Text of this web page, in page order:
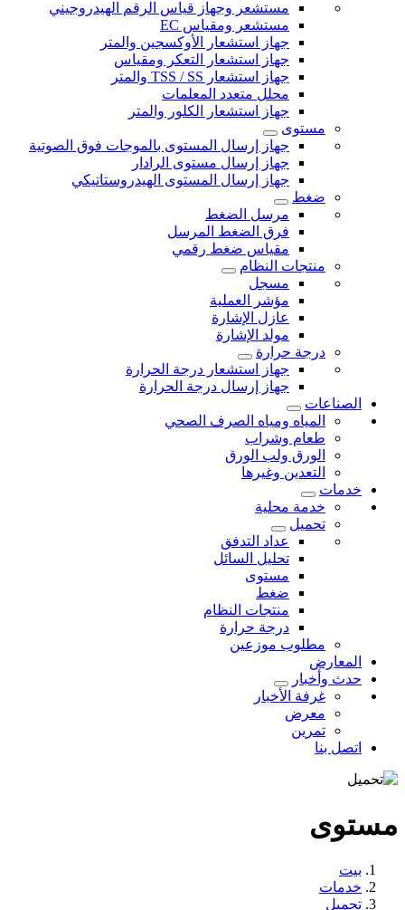
مستشعر وجهاز قياس الرقم الهيدروجيني
مستشعر ومقياس EC
جهاز استشعار الأوكسجين والمتر
جهاز استشعار التعكر ومقياس
جهاز استشعار TSS / SS والمتر
محلل متعدد المعلمات
جهاز استشعار الكلور والمتر
مستوى
جهاز إرسال المستوى بالموجات فوق الصوتية
جهاز إرسال مستوى الرادار
جهاز إرسال المستوى الهيدروستاتيكي
ضغط
مرسل الضغط
فرق الضغط المرسل
مقياس ضغط رقمي
منتجات النظام
مسجل
مؤشر العملية
عازل الإشارة
مولد الإشارة
درجة حرارة
جهاز استشعار درجة الحرارة
جهاز إرسال درجة الحرارة
الصناعات
المياه ومياه الصرف الصحي
طعام وشراب
الورق ولب الورق
التعدين وغيرها
خدمات
خدمة محلية
تحميل
عداد التدفق
تحليل السائل
مستوى
ضغط
منتجات النظام
درجة حرارة
مطلوب موزعين
المعارض
حدث وأخبار
غرفة الأخبار
معرض
تمرين
اتصل بنا
مستوى
بيت
خدمات
تحميل